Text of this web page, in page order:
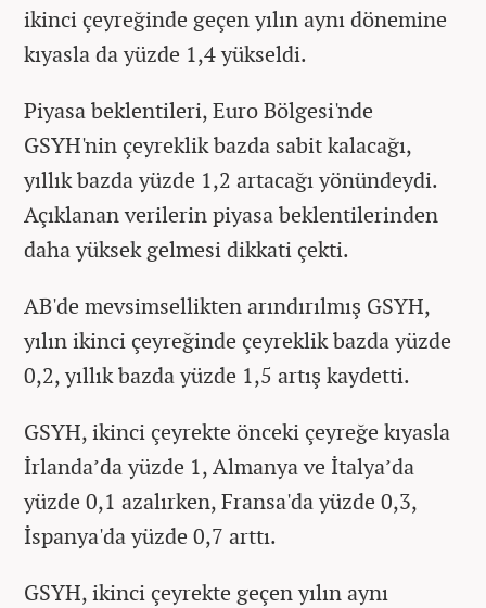
ikinci çeyreğinde geçen yılın aynı dönemine
kıyasla da yüzde 1,4 yükseldi.
Piyasa beklentileri, Euro Bölgesi'nde
GSYH'nin çeyreklik bazda sabit kalacağı,
yıllık bazda yüzde 1,2 artacağı yönündeydi.
Açıklanan verilerin piyasa beklentilerinden
daha yüksek gelmesi dikkati çekti.
AB'de mevsimsellikten arındırılmış GSYH,
yılın ikinci çeyreğinde çeyreklik bazda yüzde
0,2, yıllık bazda yüzde 1,5 artış kaydetti.
GSYH, ikinci çeyrekte önceki çeyreğe kıyasla
İrlanda’da yüzde 1, Almanya ve İtalya’da
yüzde 0,1 azalırken, Fransa'da yüzde 0,3,
İspanya'da yüzde 0,7 arttı.
GSYH, ikinci çeyrekte geçen yılın aynı